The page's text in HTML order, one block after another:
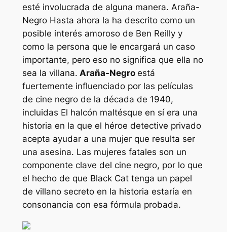
esté involucrada de alguna manera. Araña-
NegroHasta ahora la ha descrito como un
posible interés amoroso de Ben Reilly y
como la persona que le encargará un caso
importante, pero eso no significa que ella no
sea la villana. Araña-Negro está
fuertemente influenciado por las películas
de cine negro de la década de 1940,
incluidas El halcón maltésque en sí era una
historia en la que el héroe detective privado
acepta ayudar a una mujer que resulta ser
una asesina. Las mujeres fatales son un
componente clave del cine negro, por lo que
el hecho de que Black Cat tenga un papel
de villano secreto en la historia estaría en
consonancia con esa fórmula probada.